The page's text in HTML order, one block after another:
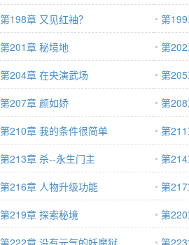
第198章 又见红袖？
第
第201章 秘境地
第
第204章 在央演武场
第
第207章 颜如娇
第
第210章 我的条件很简单
第
第213章 杀--永生门主
第
第216章 人物升级功能
第
第219章 探索秘境
第
第222章 没有元气的妖魔狱
第